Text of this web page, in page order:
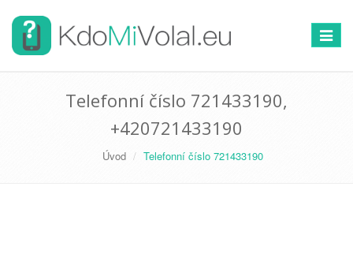
Telefonní číslo 721433190,
+420721433190
Úvod Telefonní číslo 721433190